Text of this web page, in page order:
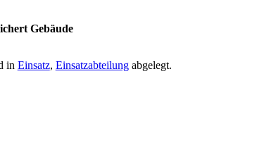
Gebäude
in Einsatz, Einsatzabteilungabgelegt.